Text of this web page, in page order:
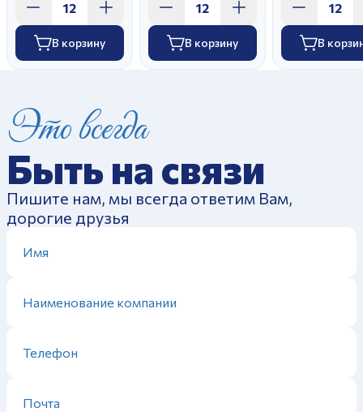
В корзину В корзину В
Это всегда
Быть на связи
Пишите нам, мы всегда ответим Вам,
дорогие друзья